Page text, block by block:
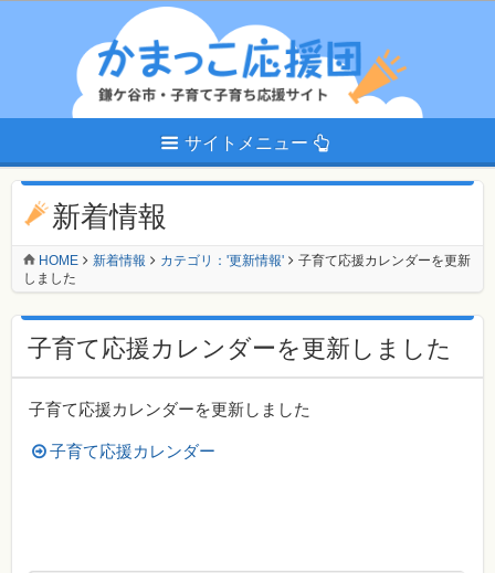
サイトメニュー
新着情報
HOME 新着情報 カテゴリ：'更新情報'
子育て応援カレンダーを更新
しました
子育て応援カレンダーを更新しました
子育て応援カレンダーを更新しました
子育て応援カレンダー